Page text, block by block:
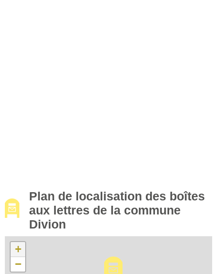
Plan de localisation des boîtes
aux lettres de la commune
Divion
+
−